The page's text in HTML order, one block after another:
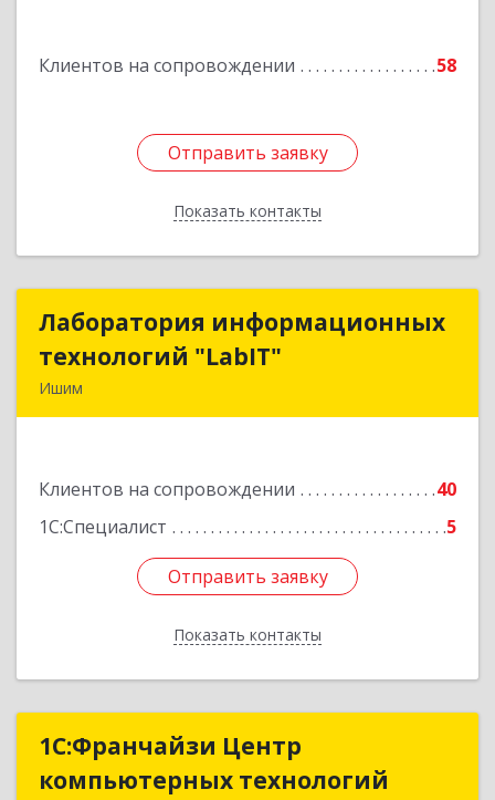
Клиентов на сопровождении 58
Отправить заявку
Показать контакты
Подробнее
Отправить заявку
Назад
Лаборатория информационных
технологий "LabIT"
Ишим
Клиентов на сопровождении
40
1С:Специалист
5
Отправить заявку
Показать контакты
Лаборатория информационных
технологий "LabIT"
Подробнее
Отправить заявку
Назад
1С:Франчайзи Центр
компьютерных технологий
1С:Франчайзи Центр
компьютерных технологий